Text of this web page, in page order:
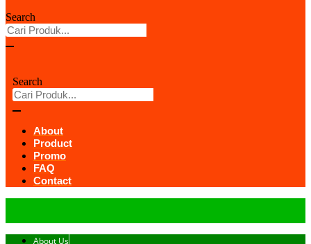
Search
Search
About
Product
Promo
FAQ
Contact
About Us